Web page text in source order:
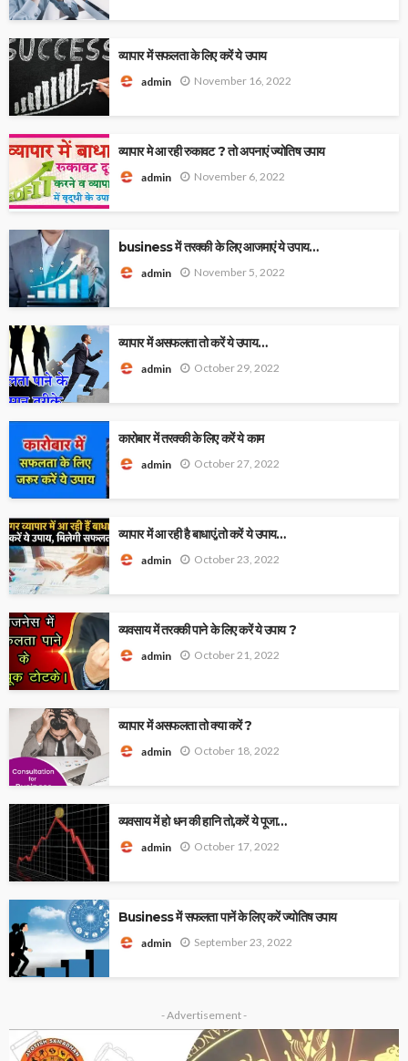
व्यापार में सफलता के लिए करें ये उपाय
admin November 16, 2022
व्यापार मे आ रही रुकावट ? तो अपनाएं ज्योतिष उपाय
admin November 6, 2022
business में तरक्की के लिए आजमाएं ये उपाय…
admin November 5, 2022
व्यापार में असफलता तो करें ये उपाय…
admin October 29, 2022
कारोबार में तरक्की के लिए करें ये काम
admin October 27, 2022
व्यापार में आ रही है बाधाएं,तो करें ये उपाय…
admin October 23, 2022
व्यवसाय में तरक्की पाने के लिए करें ये उपाय ?
admin October 21, 2022
व्यापार में असफलता तो क्या करें ?
admin October 18, 2022
व्यवसाय में हो धन की हानि तो,करें ये पूजा…
admin October 17, 2022
Business में सफलता पानें के लिए करें ज्योतिष उपाय
admin September 23, 2022
- Advertisement -